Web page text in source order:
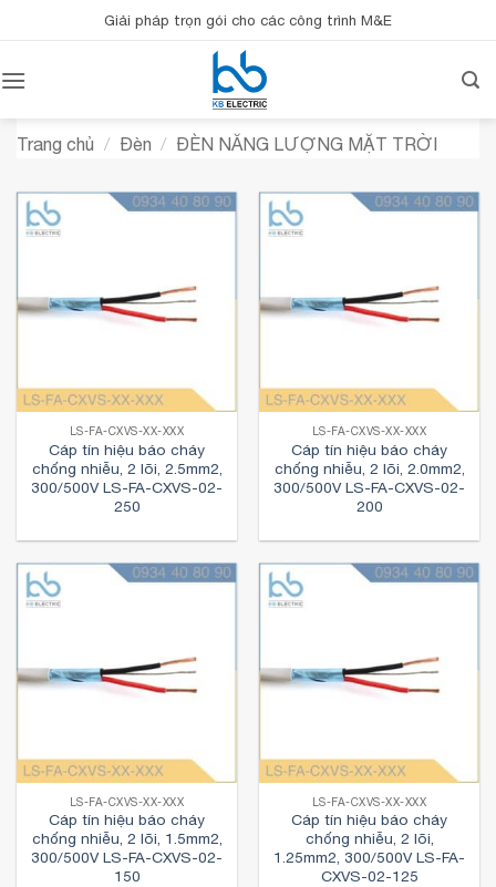
qua
dung
Giải pháp trọn gói cho các công trình M&E
Trang chủ / Đèn / ĐÈN NĂNG LƯỢNG MẶT TRỜI
LS-FA-CXVS-XX-XXX
Cáp tín hiệu báo cháy
chống nhiễu, 2 lõi, 2.5mm2,
300/500V LS-FA-CXVS-02-
250
LS-FA-CXVS-XX-XXX
Cáp tín hiệu báo cháy
chống nhiễu, 2 lõi, 2.0mm2,
300/500V LS-FA-CXVS-02-
200
LS-FA-CXVS-XX-XXX
Cáp tín hiệu báo cháy
chống nhiễu, 2 lõi, 1.5mm2,
300/500V LS-FA-CXVS-02-
150
LS-FA-CXVS-XX-XXX
Cáp tín hiệu báo cháy
chống nhiễu, 2 lõi,
1.25mm2, 300/500V LS-FA-
CXVS-02-125